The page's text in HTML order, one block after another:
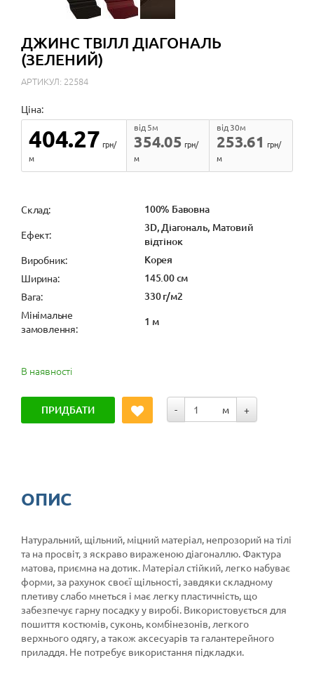
ДЖИНС ТВІЛЛ ДІАГОНАЛЬ
(ЗЕЛЕНИЙ)
АРТИКУЛ: 22584
Ціна:
404.27 грн/
м
354.05
від 5м
грн/
м
253.61
від 30м
грн/
м
Cклад: 100% Бавовна
Ефект:
3D, Діагональ, Матовий
відтінок
Виробник: Корея
Ширина: 145.00 см
Вага: 330 г/м2
Мінімальне
замовлення:
1 м
В наявності
ПРИДБАТИ - м +
ОПИС
Натуральний, щільний, міцний матеріал, непрозорий на тілі
та на просвіт, з яскраво вираженою діагоналлю. Фактура
матова, приємна на дотик. Матеріал стійкий, легко набуває
форми, за рахунок своєї щільності, завдяки складному
плетиву слабо мнеться і має легку пластичність, що
забезпечує гарну посадку у виробі. Використовується для
пошиття костюмів, суконь, комбінезонів, легкого
верхнього одягу, а також аксесуарів та галантерейного
приладдя. Не потребує використання підкладки.